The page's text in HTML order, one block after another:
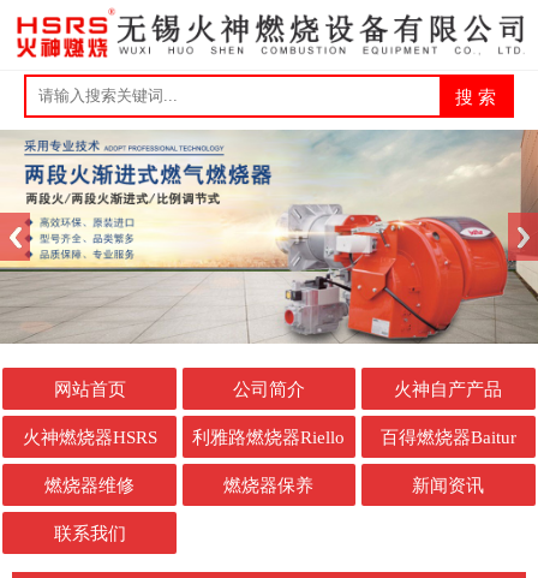
网站首页 公司简介 火神自产产品
火神燃烧器HSRS 利雅路燃烧器Riello 百得燃烧器Baitur
燃烧器维修 燃烧器保养 新闻资讯
联系我们